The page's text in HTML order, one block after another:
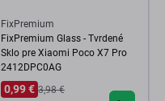
FixPremium
FixPremium Glass - Tvrdené
Sklo pre Xiaomi Poco X7 Pro
2412DPC0AG
0,99 € 3,98 €